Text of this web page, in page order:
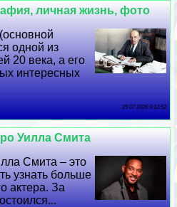
личная жизнь, фото
одной из
20 века, а его
интересных
25 07 2026 9:12:52
Уилла Смита
Смита – это
узнать больше
актера. За